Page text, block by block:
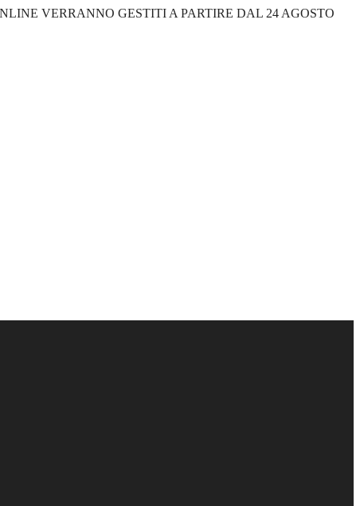
VERRANNO GESTITI A PARTIRE DAL 24 AGOSTO